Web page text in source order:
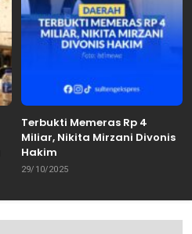
Terbukti Memeras Rp 4
Miliar, Nikita Mirzani Divonis
Hakim
29/10/2025